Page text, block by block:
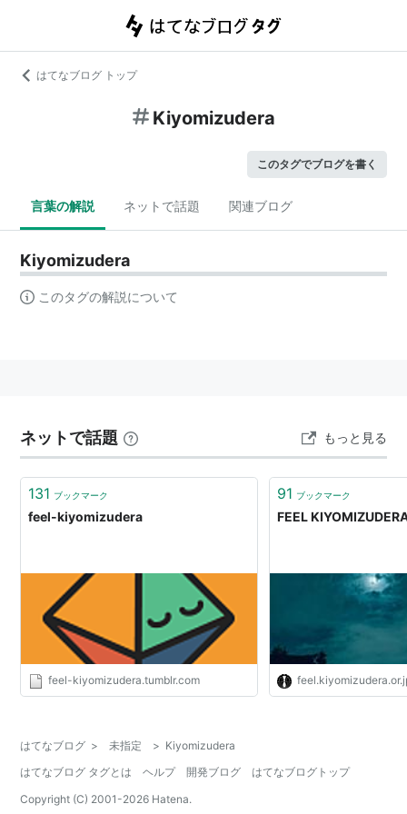
はてなブログ トップ
Kiyomizudera
このタグでブログを書く
言葉の解説 ネットで話題 関連ブログ
Kiyomizudera
このタグの解説について
ネットで話題 もっと見る
131 ブックマーク
feel-kiyomizudera
feel-kiyomizudera.tumblr.com
91 ブックマーク
FEEL
はてなブログ > 未指定 > Kiyomizudera
はてなブログ タグとは
ヘルプ 開発ブログ
はてなブログトップ
Copyright (C) 2001-2026 Hatena.